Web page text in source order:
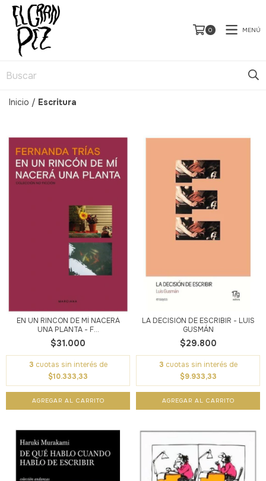
0 MENÚ
Inicio / Escritura
EN UN RINCON DE MÍ NACERÁ
UNA PLANTA - F...
$31.000
3 cuotas sin interés de
$10.333,33
LA DECISIÓN DE ESCRIBIR - LUIS
GUSMÁN
$29.800
3 cuotas sin interés de
$9.933,33